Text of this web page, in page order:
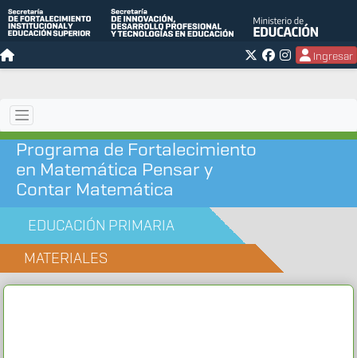
Ingresar
Programa de Fortalecimiento
en Matemática Pensar y
Contar Matemática
EDUCACIÓN PRIMARIA
MATERIALES